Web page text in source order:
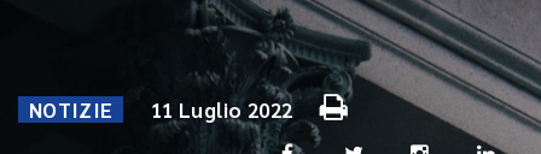
NOTIZIE 11 Luglio 2022